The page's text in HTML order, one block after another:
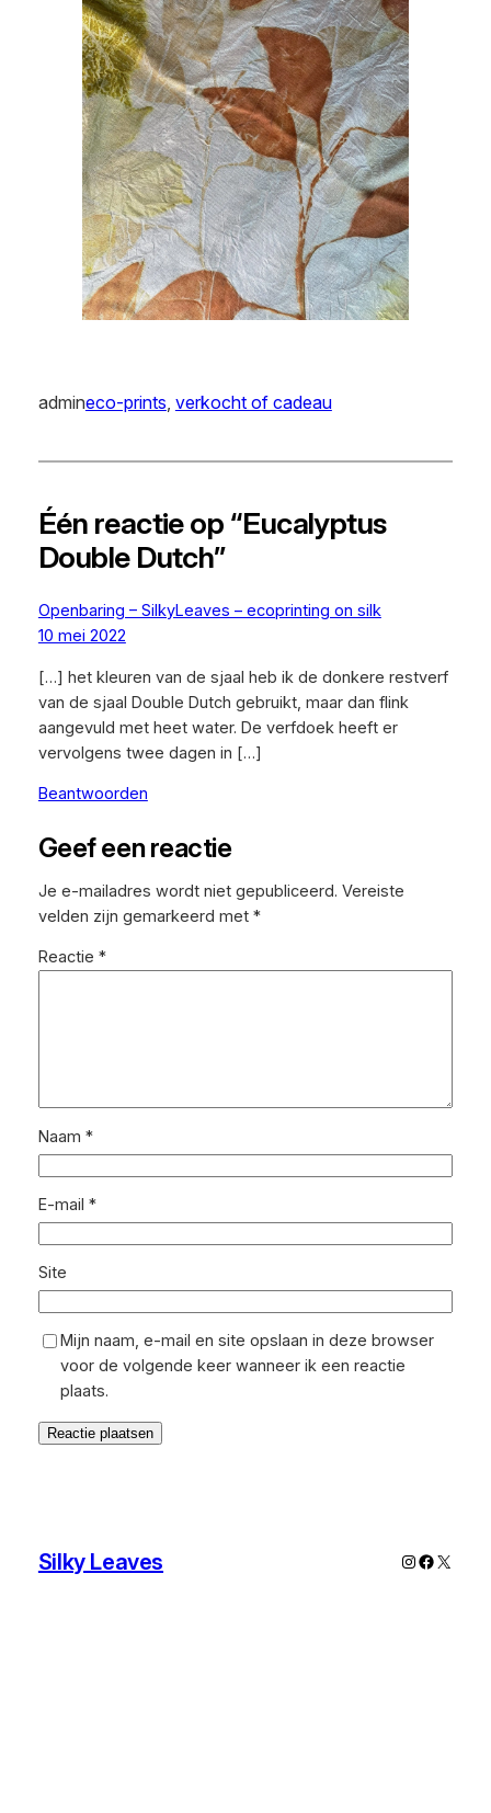
admineco-prints verkocht of cadeau
Één reactie op “Eucalyptus
Double Dutch”
Openbaring – SilkyLeaves – ecoprinting on silk
10 mei 2022
[…] het kleuren van de sjaal heb ik de donkere restverf
van de sjaal Double Dutch gebruikt, maar dan flink
aangevuld met heet water. De verfdoek heeft er
vervolgens twee dagen in […]
Beantwoorden
Geef een reactie
Je e-mailadres wordt niet gepubliceerd. Vereiste
velden zijn gemarkeerd met *
Reactie *
Naam *
E-mail *
Site
Mijn naam, e-mail en site opslaan in deze browser
voor de volgende keer wanneer ik een reactie
plaats.
Silky Leaves Instagram
X